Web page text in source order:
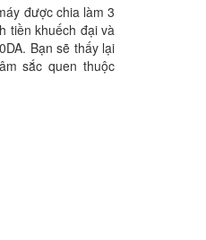
được chia làm 3
tiền khuếch đại và
Bạn sẽ thấy lại
sắc quen thuộc